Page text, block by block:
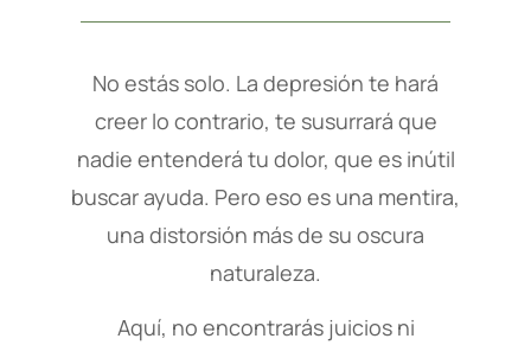
No estás solo. La depresión te hará
creer lo contrario, te susurrará que
nadie entenderá tu dolor, que es inútil
buscar ayuda. Pero eso es una mentira,
una distorsión más de su oscura
naturaleza.
Aquí, no encontrarás juicios ni